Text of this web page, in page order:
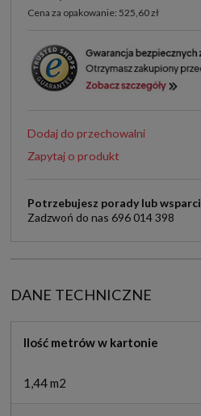
Cena za opakowanie: 525,60 zł
Dodaj do przechowalni
Zapytaj o produkt
Potrzebujesz porady lub
Zadzwoń do nas 696 014 398
DANE TECHNICZNE
Ilość metrów w kartonie
1,44 m2